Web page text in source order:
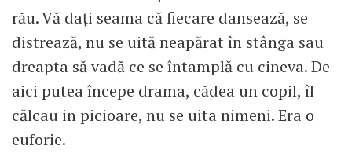
rău. Vă dați seama că fiecare dansează, se
distrează, nu se uită neapărat în stânga sau
dreapta să vadă ce se întamplă cu cineva. De
aici putea începe drama, cădea un copil, îl
călcau in picioare, nu se uita nimeni. Era o
euforie.